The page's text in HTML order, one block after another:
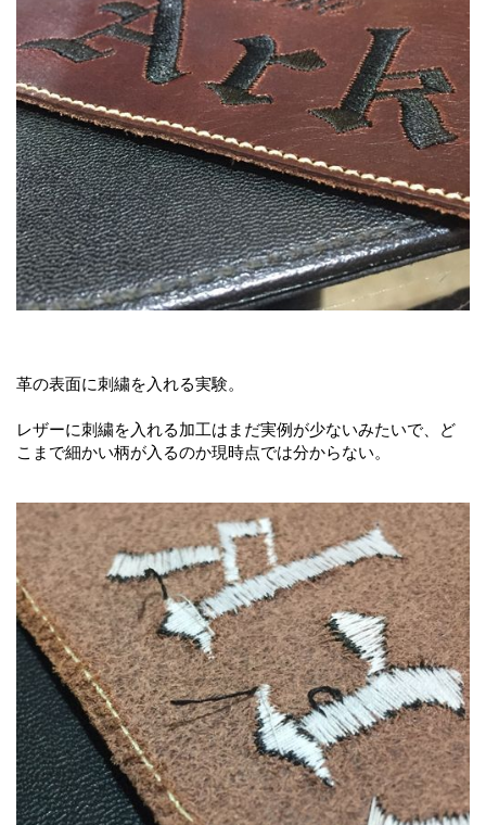
革の表面に刺繍を入れる実験。
レザーに刺繍を入れる加工はまだ実例が少ないみたいで、ど
こまで細かい柄が入るのか現時点では分からない。